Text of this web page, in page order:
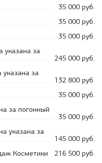
35 000 руб.
35 000 руб.
35 000 руб.
указана за
245 000 руб.
указана за
132 800 руб.
35 000 руб.
за погонный
35 000 руб.
указана за
145 000 руб.
Косметики
216 500 руб.